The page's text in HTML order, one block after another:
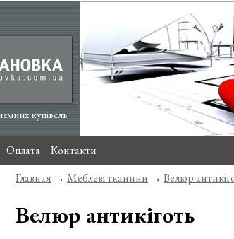
купівель
Оплата Контакти
Главная → Меблеві тканини → Велюр
Велюр антикіготь